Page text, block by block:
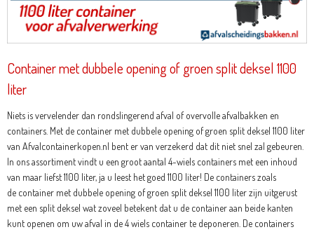
Container met dubbele opening of groen split deksel 1100
liter
Niets is vervelender dan rondslingerend afval of overvolle afvalbakken en
containers. Met de container met dubbele opening of groen split deksel 1100 liter
van Afvalcontainerkopen.nl bent er van verzekerd dat dit niet snel zal gebeuren.
In ons assortiment vindt u een groot aantal 4-wiels containers met een inhoud
van maar liefst 1100 liter, ja u leest het goed 1100 liter! De containers zoals
de container met dubbele opening of groen split deksel 1100 liter zijn uitgerust
met een split deksel wat zoveel betekent dat u de container aan beide kanten
kunt openen om uw afval in de 4 wiels container te deponeren. De containers